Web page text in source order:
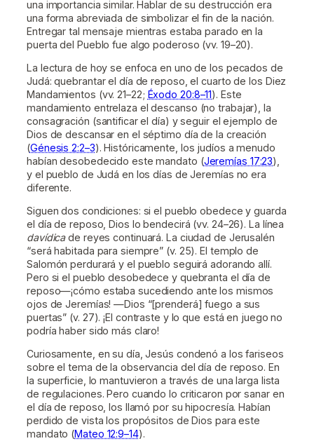
una importancia similar. Hablar de su destrucción era
una forma abreviada de simbolizar el fin de la nación.
Entregar tal mensaje mientras estaba parado en la
puerta del Pueblo fue algo poderoso (vv. 19–20).
La lectura de hoy se enfoca en uno de los pecados de
Judá: quebrantar el día de reposo, el cuarto de los Diez
Mandamientos (vv. 21–22; Éxodo 20:8–11). Este
mandamiento entrelaza el descanso (no trabajar), la
consagración (santificar el día) y seguir el ejemplo de
Dios de descansar en el séptimo día de la creación
(Génesis 2:2–3). Históricamente, los judíos a menudo
habían desobedecido este mandato (Jeremías 17:23),
y el pueblo de Judá en los días de Jeremías no era
diferente.
Siguen dos condiciones: si el pueblo obedece y guarda
el día de reposo, Dios lo bendecirá (vv. 24–26). La línea
davídicade reyes continuará. La ciudad de Jerusalén
“será habitada para siempre” (v. 25). El templo de
Salomón perdurará y el pueblo seguirá adorando allí.
Pero si el pueblo desobedece y quebranta el día de
reposo—¡cómo estaba sucediendo ante los mismos
ojos de Jeremías! —Dios “[prenderá] fuego a sus
puertas” (v. 27). ¡El contraste y lo que está en juego no
podría haber sido más claro!
Curiosamente, en su día, Jesús condenó a los fariseos
sobre el tema de la observancia del día de reposo. En
la superficie, lo mantuvieron a través de una larga lista
de regulaciones. Pero cuando lo criticaron por sanar en
el día de reposo, los llamó por su hipocresía. Habían
perdido de vista los propósitos de Dios para este
mandato (Mateo 12:9–14).